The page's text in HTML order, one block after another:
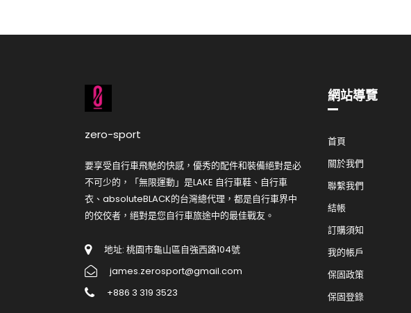
zero-sport
要享受自行車飛馳的快感，優秀的配件和裝備絕對是必
不可少的，「無限運動」是LAKE 自行車鞋、自行車
衣、absoluteBLACK的台灣總代理，都是自行車界中
的佼佼者，絕對是您自行車旅途中的最佳戰友。
地址: 桃園市龜山區自強西路104號
james.zerosport@gmail.com
+886 3 319 3523
網站導覽
首頁
關於我們
聯繫我們
結帳
訂購須知
我的帳戶
保固政策
保固登錄